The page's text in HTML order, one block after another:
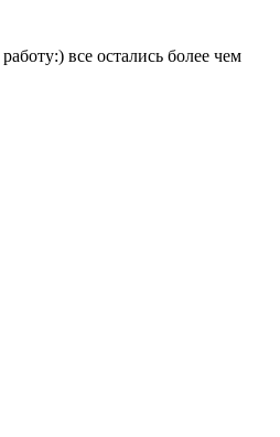
все остались более чем